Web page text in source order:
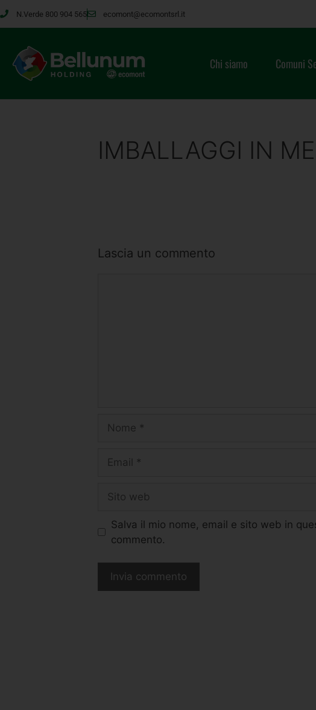
N.Verde 800 904 565 ecomont@ecomontsrl.it
Chi siamo Comuni
IMBALLAGGI IN
Lascia un commento
Salva il mio nome, email e sito web in
commento.